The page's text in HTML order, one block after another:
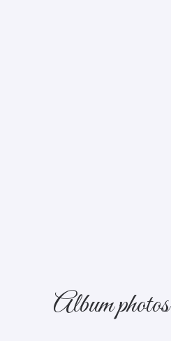
Album